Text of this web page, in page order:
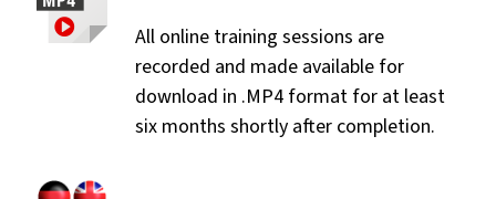
All online training sessions are
recorded and made available for
download in .MP4 format for at least
six months shortly after completion.